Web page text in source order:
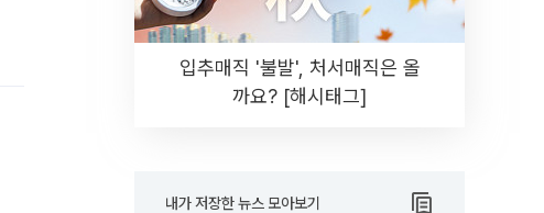
입추매직 '불발', 처서매직은 올
까요? [해시태그]
내가 저장한 뉴스 모아보기